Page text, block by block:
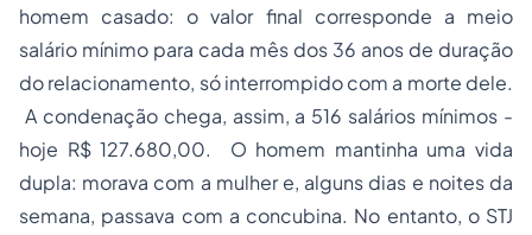
homem casado: o valor final corresponde a meio
salário mínimo para cada mês dos 36 anos de duração
do relacionamento, só interrompido com a morte dele.
A condenação chega, assim, a 516 salários mínimos -
hoje R$ 127.680,00. O homem mantinha uma vida
dupla: morava com a mulher e, alguns dias e noites da
semana, passava com a concubina. No entanto, o STJ